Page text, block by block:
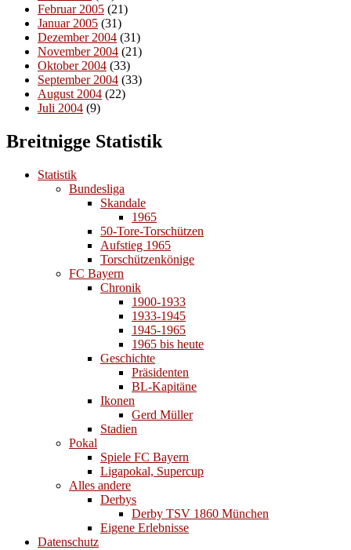
Februar 2005 (21)
Januar 2005 (31)
Dezember 2004 (31)
November 2004 (21)
Oktober 2004 (33)
September 2004 (33)
August 2004 (22)
Juli 2004 (9)
Breitnigge Statistik
Statistik
Bundesliga
Skandale
1965
50-Tore-Torschützen
Aufstieg 1965
Torschützenkönige
FC Bayern
Chronik
1900-1933
1933-1945
1945-1965
1965 bis heute
Geschichte
Präsidenten
BL-Kapitäne
Ikonen
Gerd Müller
Stadien
Pokal
Spiele FC Bayern
Ligapokal, Supercup
Alles andere
Derbys
Derby TSV 1860 München
Eigene Erlebnisse
Datenschutz